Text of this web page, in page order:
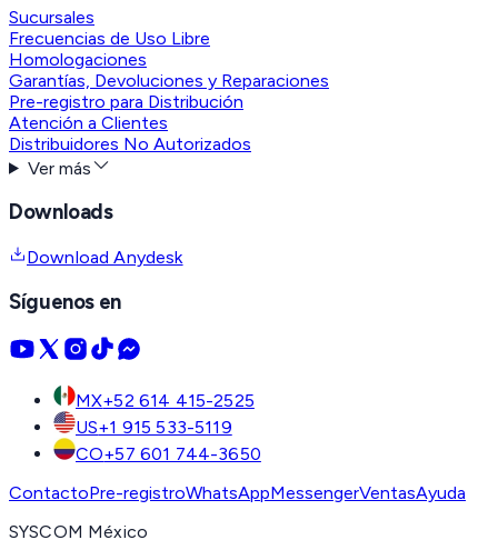
Sucursales
Frecuencias de Uso Libre
Homologaciones
Garantías, Devoluciones y Reparaciones
Pre-registro para Distribución
Atención a Clientes
Distribuidores No Autorizados
Ver más
Downloads
Download Anydesk
Síguenos en
MX+52 614 415-2525
US+1 915 533-5119
CO+57 601 744-3650
ContactoPre-registroWhatsAppMessengerVentasAyuda
SYSCOM México